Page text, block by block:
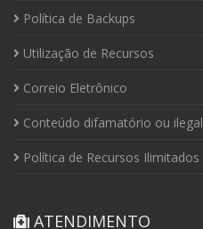
Política de Backups
Utilização de Recursos
Correio Eletrônico
Conteúdo difamatório ou ilegal
Política de Recursos Ilimitados
ATENDIMENTO